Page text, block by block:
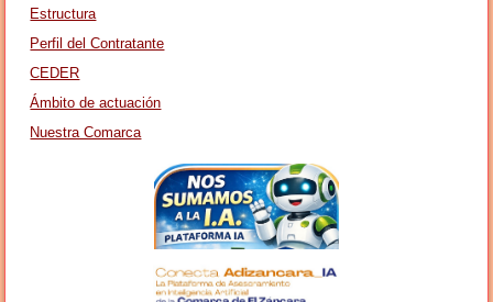
Estructura
Perfil del Contratante
CEDER
Ámbito de actuación
Nuestra Comarca